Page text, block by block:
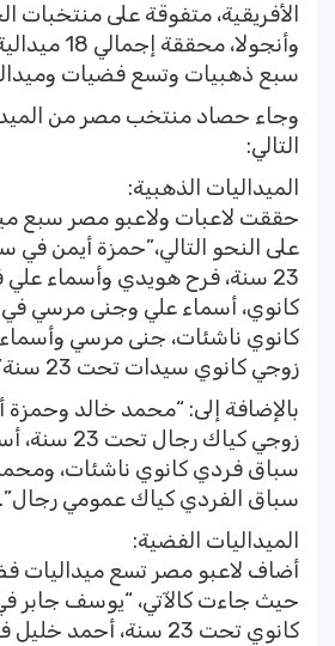
الأفريقية، متفوقة على منتخبات
وأنجولا،
سبع ذهبيات وتسع فضيات
وجاء حصاد منتخب مصر من
التالي:
الميداليات الذهبية:
حققت لاعبات ولاعبو مصر سبع
على النحو التالي،”حمزة أيمن
23 سنة، فرح هويدي وأسماء
كانوي، أسماء علي وجنى مرسي
كانوي ناشئات، جنى مرسي
زوجي كانوي سيدات تحت 23 سنة”.
بالإضافة إلى: “محمد خالد
زوجي كياك
سباق فردي كانوي ناشئات،
سباق الفردي كياك عمومي رجال”.
الميداليات الفضية:
أضاف لاعبو مصر تسع ميداليات
حيث جاءت كالآتي، “يوسف جابر
كانوي تحت 23 سنة،